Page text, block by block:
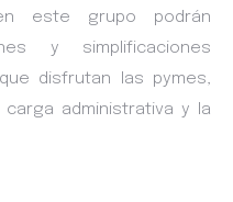
este grupo podrán
y simplificaciones
disfrutan las pymes,
administrativa y la